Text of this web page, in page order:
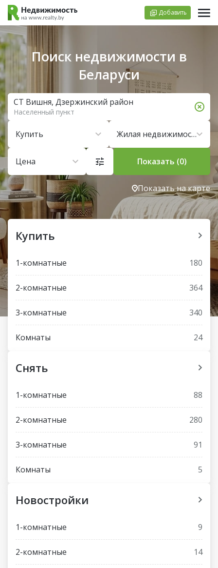
Добавить
Поиск недвижимости в
Беларуси
Купить Жилая недвижимость
Цена
СТ Вишня, Дзержинский район
Населенный пункт
Показать (0)
Показать на карте
Купить
1-комнатные 180
2-комнатные 364
3-комнатные 340
Комнаты 24
Снять
1-комнатные 88
2-комнатные 280
3-комнатные 91
Комнаты 5
Новостройки
1-комнатные 9
2-комнатные 14